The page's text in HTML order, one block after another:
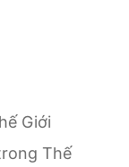
Giới
Thế